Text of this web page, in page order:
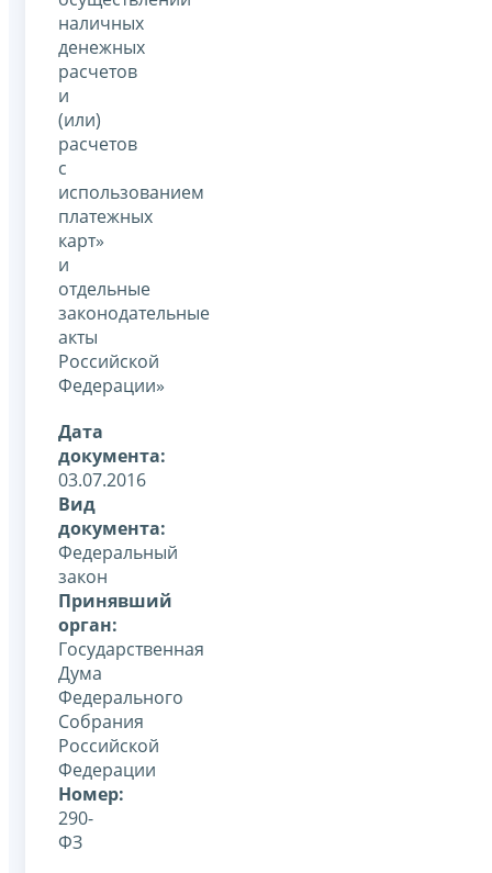
наличных
денежных
расчетов
и
(или)
расчетов
с
использованием
платежных
карт»
и
отдельные
законодательные
акты
Российской
Федерации»
Дата
документа:
03.07.2016
Вид
документа:
Федеральный
закон
Принявший
орган:
Государственная
Дума
Федерального
Собрания
Российской
Федерации
Номер:
290-
ФЗ